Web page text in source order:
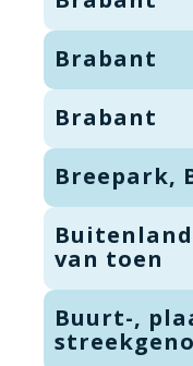
Brabant
Brabant
Breepark,
van toen
Buurt-,